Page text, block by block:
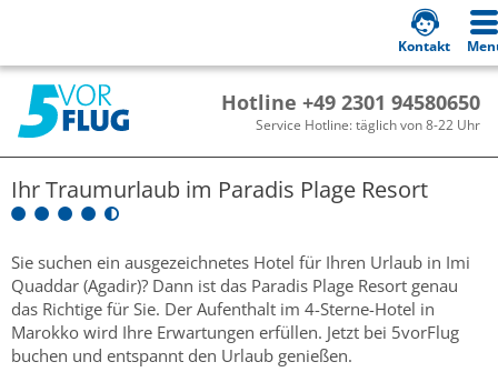
Hotline +49 2301 94580650
Service Hotline: täglich von 8-22 Uhr
Kontakt
Ihr Traumurlaub im Paradis Plage Resort
Sie suchen ein ausgezeichnetes Hotel für Ihren Urlaub in Imi
Quaddar (Agadir)? Dann ist das Paradis Plage Resort genau
das Richtige für Sie. Der Aufenthalt im 4-Sterne-Hotel in
Marokko wird Ihre Erwartungen erfüllen. Jetzt bei 5vorFlug
buchen und entspannt den Urlaub genießen.